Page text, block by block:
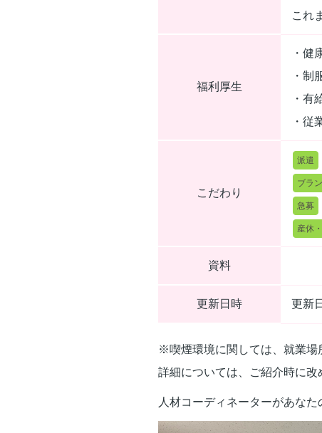
これ
福利厚生
・
・制
・有
・従
こだわり
派遣
ブラ
急募
産休
資料
更新日時 更新
※喫煙環境に関しては、就業場
詳細については、ご紹介時に改
人材コーディネーターがあな